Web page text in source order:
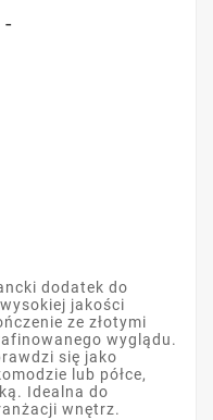
dodatek do
jakości
ze złotymi
wyglądu.
się jako
lub półce,
Idealna do
wnętrz.